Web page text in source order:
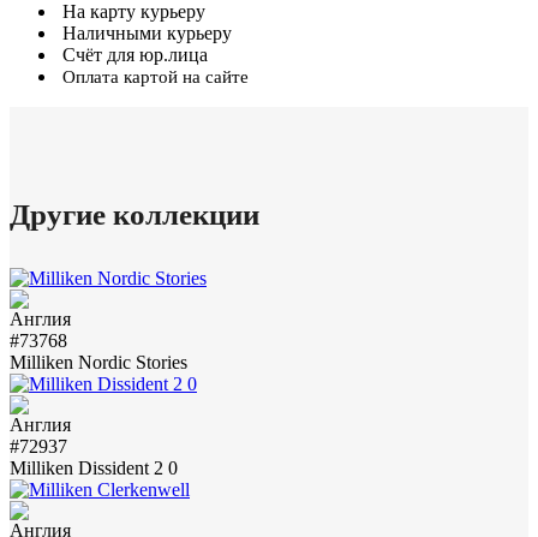
На карту курьеру
Наличными курьеру
Счёт для юр.лица
Оплата картой на сайте
Другие коллекции
#73768
Milliken Nordic Stories
#72937
Milliken Dissident 2 0